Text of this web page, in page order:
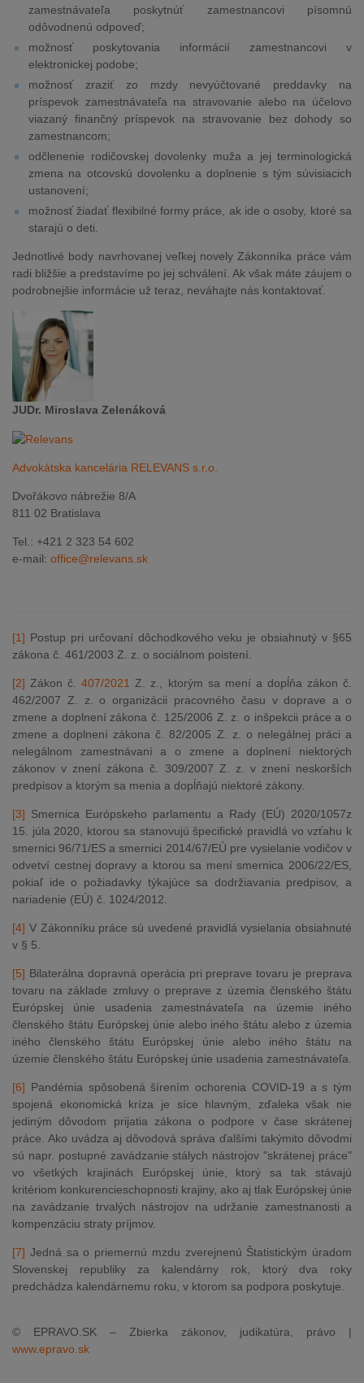
zamestnávateľa poskytnúť zamestnancovi písomnú
odôvodnenú odpoveď;
možnosť poskytovania informácií zamestnancovi v
elektronickej podobe;
možnosť zraziť zo mzdy nevyúčtované preddavky na
príspevok zamestnávateľa na stravovanie alebo na účelovo
viazaný finančný príspevok na stravovanie bez dohody so
zamestnancom;
odčlenenie rodičovskej dovolenky muža a jej terminologická
zmena na otcovskú dovolenku a doplnenie s tým súvisiacich
ustanovení;
možnosť žiadať flexibilné formy práce, ak ide o osoby, ktoré sa
starajú o deti.
Jednotlivé body navrhovanej veľkej novely Zákonníka práce vám
radi bližšie a predstavíme po jej schválení. Ak však máte záujem o
podrobnejšie informácie už teraz, neváhajte nás kontaktovať.
JUDr. Miroslava Zelenáková
Advokátska kancelária RELEVANS s.r.o.
Dvořákovo nábrežie 8/A
811 02 Bratislava
Tel.: +421 2 323 54 602
e-mail: office@relevans.sk
[1] Postup pri určovaní dôchodkového veku je obsiahnutý v §65
zákona č. 461/2003 Z. z. o sociálnom poistení.
[2] Zákon č.407/2021
Z. z., ktorým sa mení a dopĺňa zákon č.
462/2007 Z. z. o organizácii pracovného času v doprave a o
zmene a doplnení zákona č. 125/2006 Z. z. o inšpekcii práce a o
zmene a doplnení zákona č. 82/2005 Z. z. o nelegálnej práci a
nelegálnom zamestnávaní a o zmene a doplnení niektorých
zákonov v znení zákona č. 309/2007 Z. z. v znení neskorších
predpisov a ktorým sa menia a dopĺňajú niektoré zákony.
[3] Smernica Európskeho parlamentu a Rady (EÚ) 2020/1057z
15. júla 2020, ktorou sa stanovujú špecifické pravidlá vo vzťahu k
smernici 96/71/ES a smernici 2014/67/EÚ pre vysielanie vodičov v
odvetví cestnej dopravy a ktorou sa mení smernica 2006/22/ES,
pokiaľ ide o požiadavky týkajúce sa dodržiavania predpisov, a
nariadenie (EÚ) č. 1024/2012.
[4] V Zákonníku práce sú uvedené pravidlá vysielania obsiahnuté
v § 5.
[5] Bilaterálna dopravná operácia pri preprave tovaru je preprava
tovaru na základe zmluvy o preprave z územia členského štátu
Európskej únie usadenia zamestnávateľa na územie iného
členského štátu Európskej únie alebo iného štátu alebo z územia
iného členského štátu Európskej únie alebo iného štátu na
územie členského štátu Európskej únie usadenia zamestnávateľa.
[6] Pandémia spôsobená šírením ochorenia COVID-19 a s tým
spojená ekonomická kríza je síce hlavným, zďaleka však nie
jediným dôvodom prijatia zákona o podpore v čase skrátenej
práce. Ako uvádza aj dôvodová správa ďalšími takýmito dôvodmi
sú napr. postupné zavádzanie stálych nástrojov "skrátenej práce"
vo všetkých krajinách Európskej únie, ktorý sa tak stávajú
kritériom konkurencieschopnosti krajiny, ako aj tlak Európskej únie
na zavádzanie trvalých nástrojov na udržanie zamestnanosti a
kompenzáciu straty príjmov.
[7] Jedná sa o priemernú mzdu zverejnenú Štatistickým úradom
Slovenskej republiky za kalendárny rok, ktorý dva roky
predchádza kalendárnemu roku, v ktorom sa podpora poskytuje.
© EPRAVO.SK – Zbierka zákonov, judikatúra, právo |
www.epravo.sk